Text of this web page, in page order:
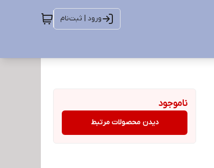
ورود | ثبت‌نام
ناموجود
دیدن محصولات مرتبط